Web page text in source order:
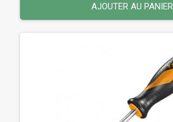
AJOUTER AU PANIER